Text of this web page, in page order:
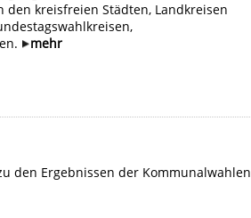
kreisfreien Städten, Landkreisen
mehr
den Ergebnissen der Kommunalwahlen